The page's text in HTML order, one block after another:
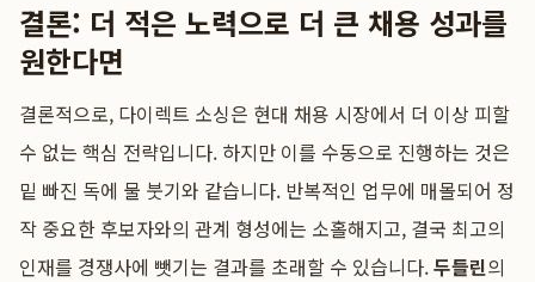
결론: 더 적은 노력으로 더 큰 채용 성과를
원한다면
결론적으로, 다이렉트 소싱은 현대 채용 시장에서 더 이상 피할
수 없는 핵심 전략입니다. 하지만 이를 수동으로 진행하는 것은
밑 빠진 독에 물 붓기와 같습니다. 반복적인 업무에 매몰되어 정
작 중요한 후보자와의 관계 형성에는 소홀해지고, 결국 최고의
인재를 경쟁사에 뺏기는 결과를 초래할 수 있습니다.두들린의